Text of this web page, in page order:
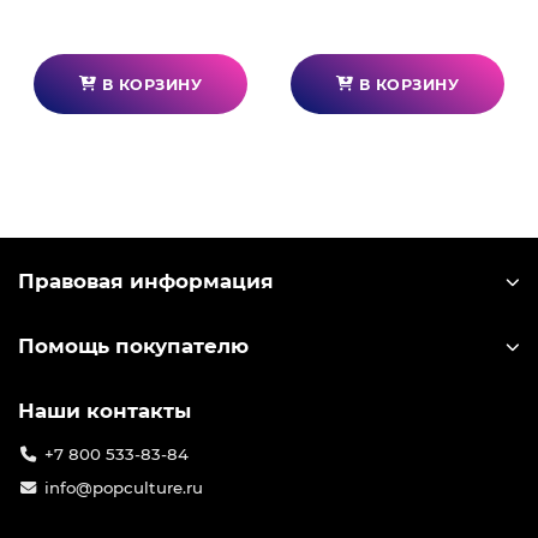
В КОРЗИНУ В КОРЗИНУ
Правовая информация
Помощь покупателю
Наши контакты
+7 800 533-83-84
info@popculture.ru